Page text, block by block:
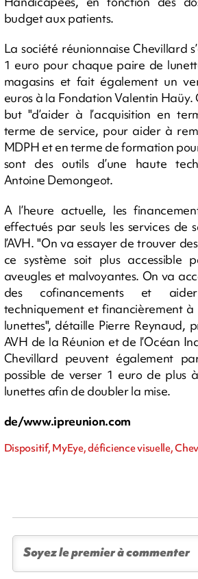
budget aux patients.
La société réunionnaise Chevillard
1 euro pour chaque paire de
magasins et fait également un
euros à la Fondation Valentin
but "d’aider à l’acquisition en
terme de service, pour aider à
MDPH et en terme de formation
sont des outils d’une haute
Antoine Demongeot.
A l’heure actuelle, les
effectués par seuls les services de
l’AVH. "On va essayer de trouver
ce système soit plus accessible
aveugles et malvoyantes. On va
des cofinancements et aider
techniquement et financièrement à
lunettes", détaille Pierre Reynaud,
AVH de la Réunion et de l’Océan
Chevillard peuvent également
possible de verser 1 euro de plus
lunettes afin de doubler la mise.
de/www.ipreunion.com
Dispositif, MyEye, déficience visuelle,